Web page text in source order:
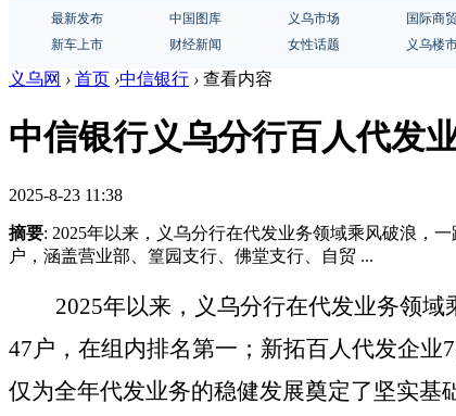
最新发布 中国图库 义乌市场 国际商
新车上市
财经新闻 女性话题 义乌楼
义乌网 › 首页 ›中信银行 › 查看内容
中信银行义乌分行百人代发
2025-8-23 11:38
摘要: 2025年以来，义乌分行在代发业务领域乘风破浪，
户，涵盖营业部、篁园支行、佛堂支行、自贸 ...
2025年以来，义乌分行在代发业务领
47户，在组内排名第一 ；新拓百人代发企业
仅为全年代发业务的稳健发展奠定了坚实基